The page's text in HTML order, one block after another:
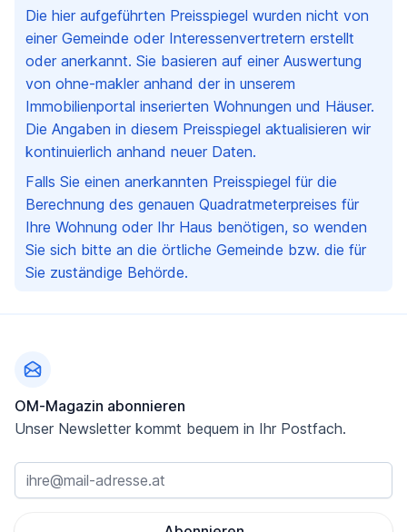
Die hier aufgeführten Preisspiegel wurden nicht von
einer Gemeinde oder Interessenvertretern erstellt
oder anerkannt. Sie basieren auf einer Auswertung
von ohne-makler anhand der in unserem
Immobilienportal inserierten Wohnungen und Häuser.
Die Angaben in diesem Preisspiegel aktualisieren wir
kontinuierlich anhand neuer Daten.
Falls Sie einen anerkannten Preisspiegel für die
Berechnung des genauen Quadratmeterpreises für
Ihre Wohnung oder Ihr Haus benötigen, so wenden
Sie sich bitte an die örtliche Gemeinde bzw. die für
Sie zuständige Behörde.
OM-Magazin abonnieren
Unser Newsletter kommt bequem in Ihr Postfach.